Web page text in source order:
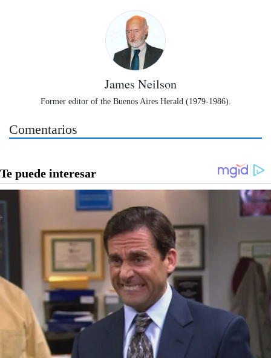
James Neilson
Former editor of the Buenos Aires Herald (1979-1986).
Comentarios